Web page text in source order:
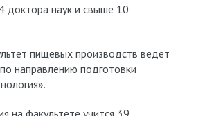
доктора наук и свыше 10
пищевых производств ведет
направлению подготовки
на факультете учится 39